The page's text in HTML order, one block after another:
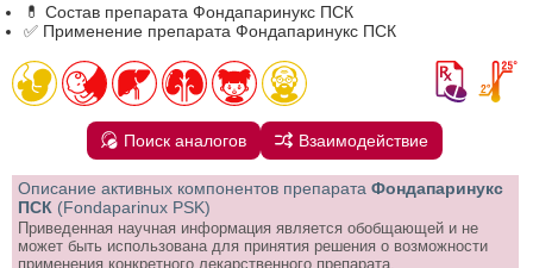
💊 Состав препарата Фондапаринукс ПСК
✅ Применение препарата Фондапаринукс ПСК
Поиск аналогов Взаимодействие
Описание активных компонентов препарата Фондапаринукс
ПСК (Fondaparinux PSK)
Приведенная научная информация является обобщающей и не
может быть использована для принятия решения о возможности
применения конкретного лекарственного препарата.